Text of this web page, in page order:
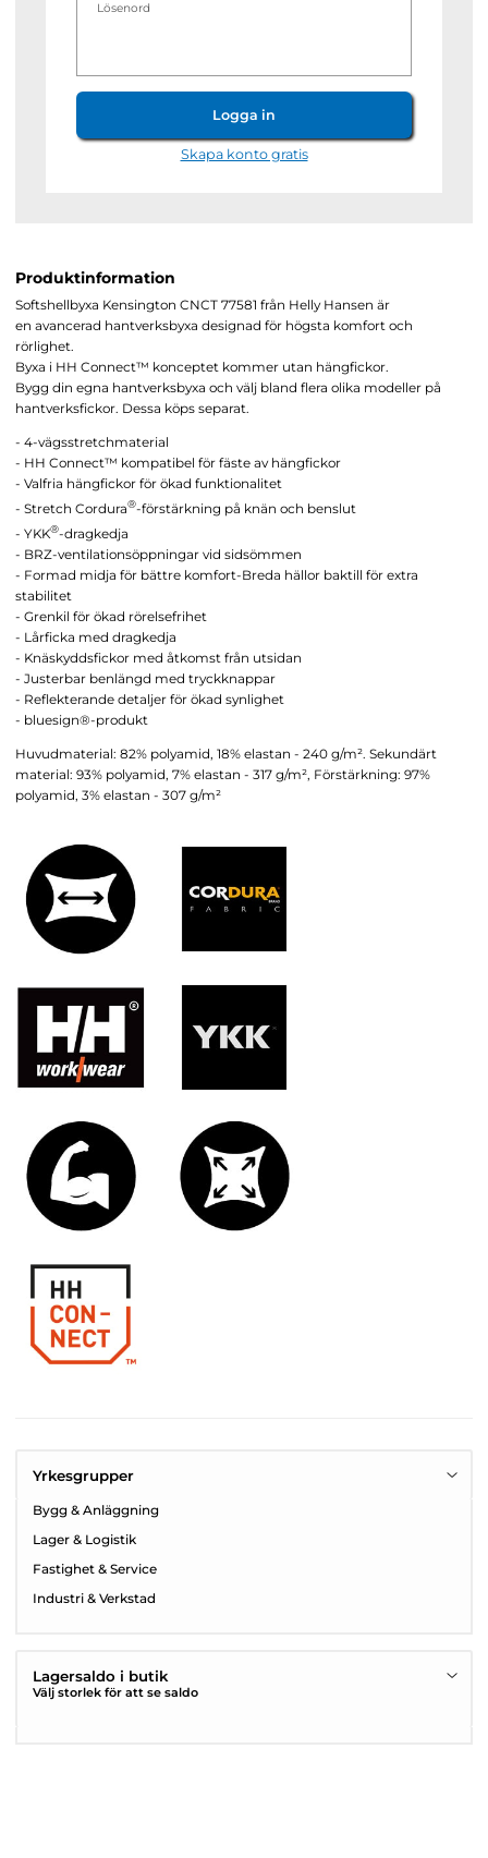
Lösenord
Logga in
Skapa konto gratis
Produktinformation
Softshellbyxa Kensington CNCT 77581 från Helly Hansen är
en avancerad hantverksbyxa designad för högsta komfort och
rörlighet.
Byxa i HH Connect™ konceptet kommer utan hängfickor.
Bygg din egna hantverksbyxa och välj bland flera olika modeller på
hantverksfickor. Dessa köps separat.
- 4-vägsstretchmaterial
- HH Connect™ kompatibel för fäste av hängfickor
- Valfria hängfickor för ökad funktionalitet
- Stretch Cordura®-förstärkning på knän och benslut
- YKK®-dragkedja
- BRZ-ventilationsöppningar vid sidsömmen
- Formad midja för bättre komfort-Breda hällor baktill för extra
stabilitet
- Grenkil för ökad rörelsefrihet
- Lårficka med dragkedja
- Knäskyddsfickor med åtkomst från utsidan
- Justerbar benlängd med tryckknappar
- Reflekterande detaljer för ökad synlighet
- bluesign®-produkt
Huvudmaterial: 82% polyamid, 18% elastan - 240 g/m². Sekundärt
material: 93% polyamid, 7% elastan - 317 g/m², Förstärkning: 97%
polyamid, 3% elastan - 307 g/m²
Yrkesgrupper
Bygg & Anläggning
Lager & Logistik
Fastighet & Service
Industri & Verkstad
Lagersaldo i butik
Välj storlek för att se saldo